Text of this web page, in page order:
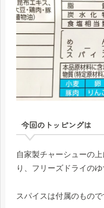
今回のトッピングは
自家製チャーシューの
り、フリーズドライのゆ
スパイスは付属のもの